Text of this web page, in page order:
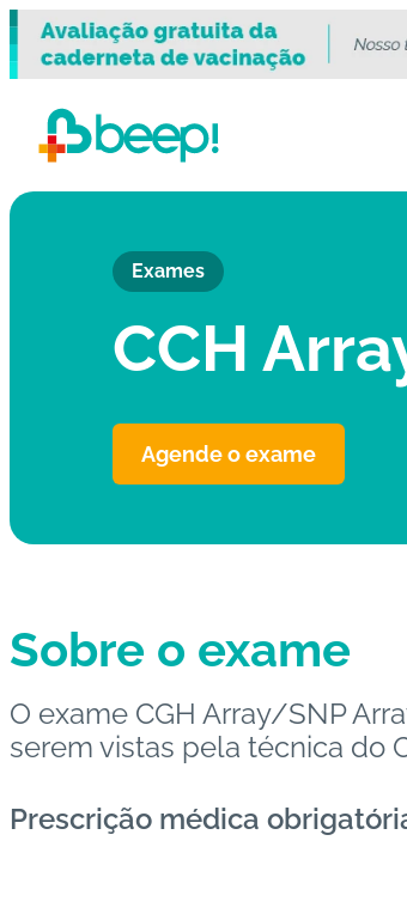
Exames
CCH
Agende o exame
Sobre o exame
O exame CGH Array/SNP
serem vistas pela técnica do
Prescrição médica